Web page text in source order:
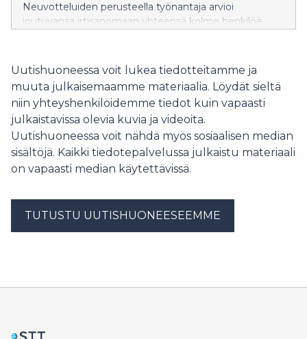
Neuvotteluiden perusteella työnantaja arvioi
joutuvansa irtisanomaan yhteensä kolme henkilöä.
Uutishuoneessa voit lukea tiedotteitamme ja
muuta julkaisemaamme materiaalia. Löydät sieltä
niin yhteyshenkilöidemme tiedot kuin vapaasti
julkaistavissa olevia kuvia ja videoita.
Uutishuoneessa voit nähdä myös sosiaalisen median
sisältöjä. Kaikki tiedotepalvelussa julkaistu materiaali
on vapaasti median käytettävissä.
TUTUSTU UUTISHUONEESEEMME